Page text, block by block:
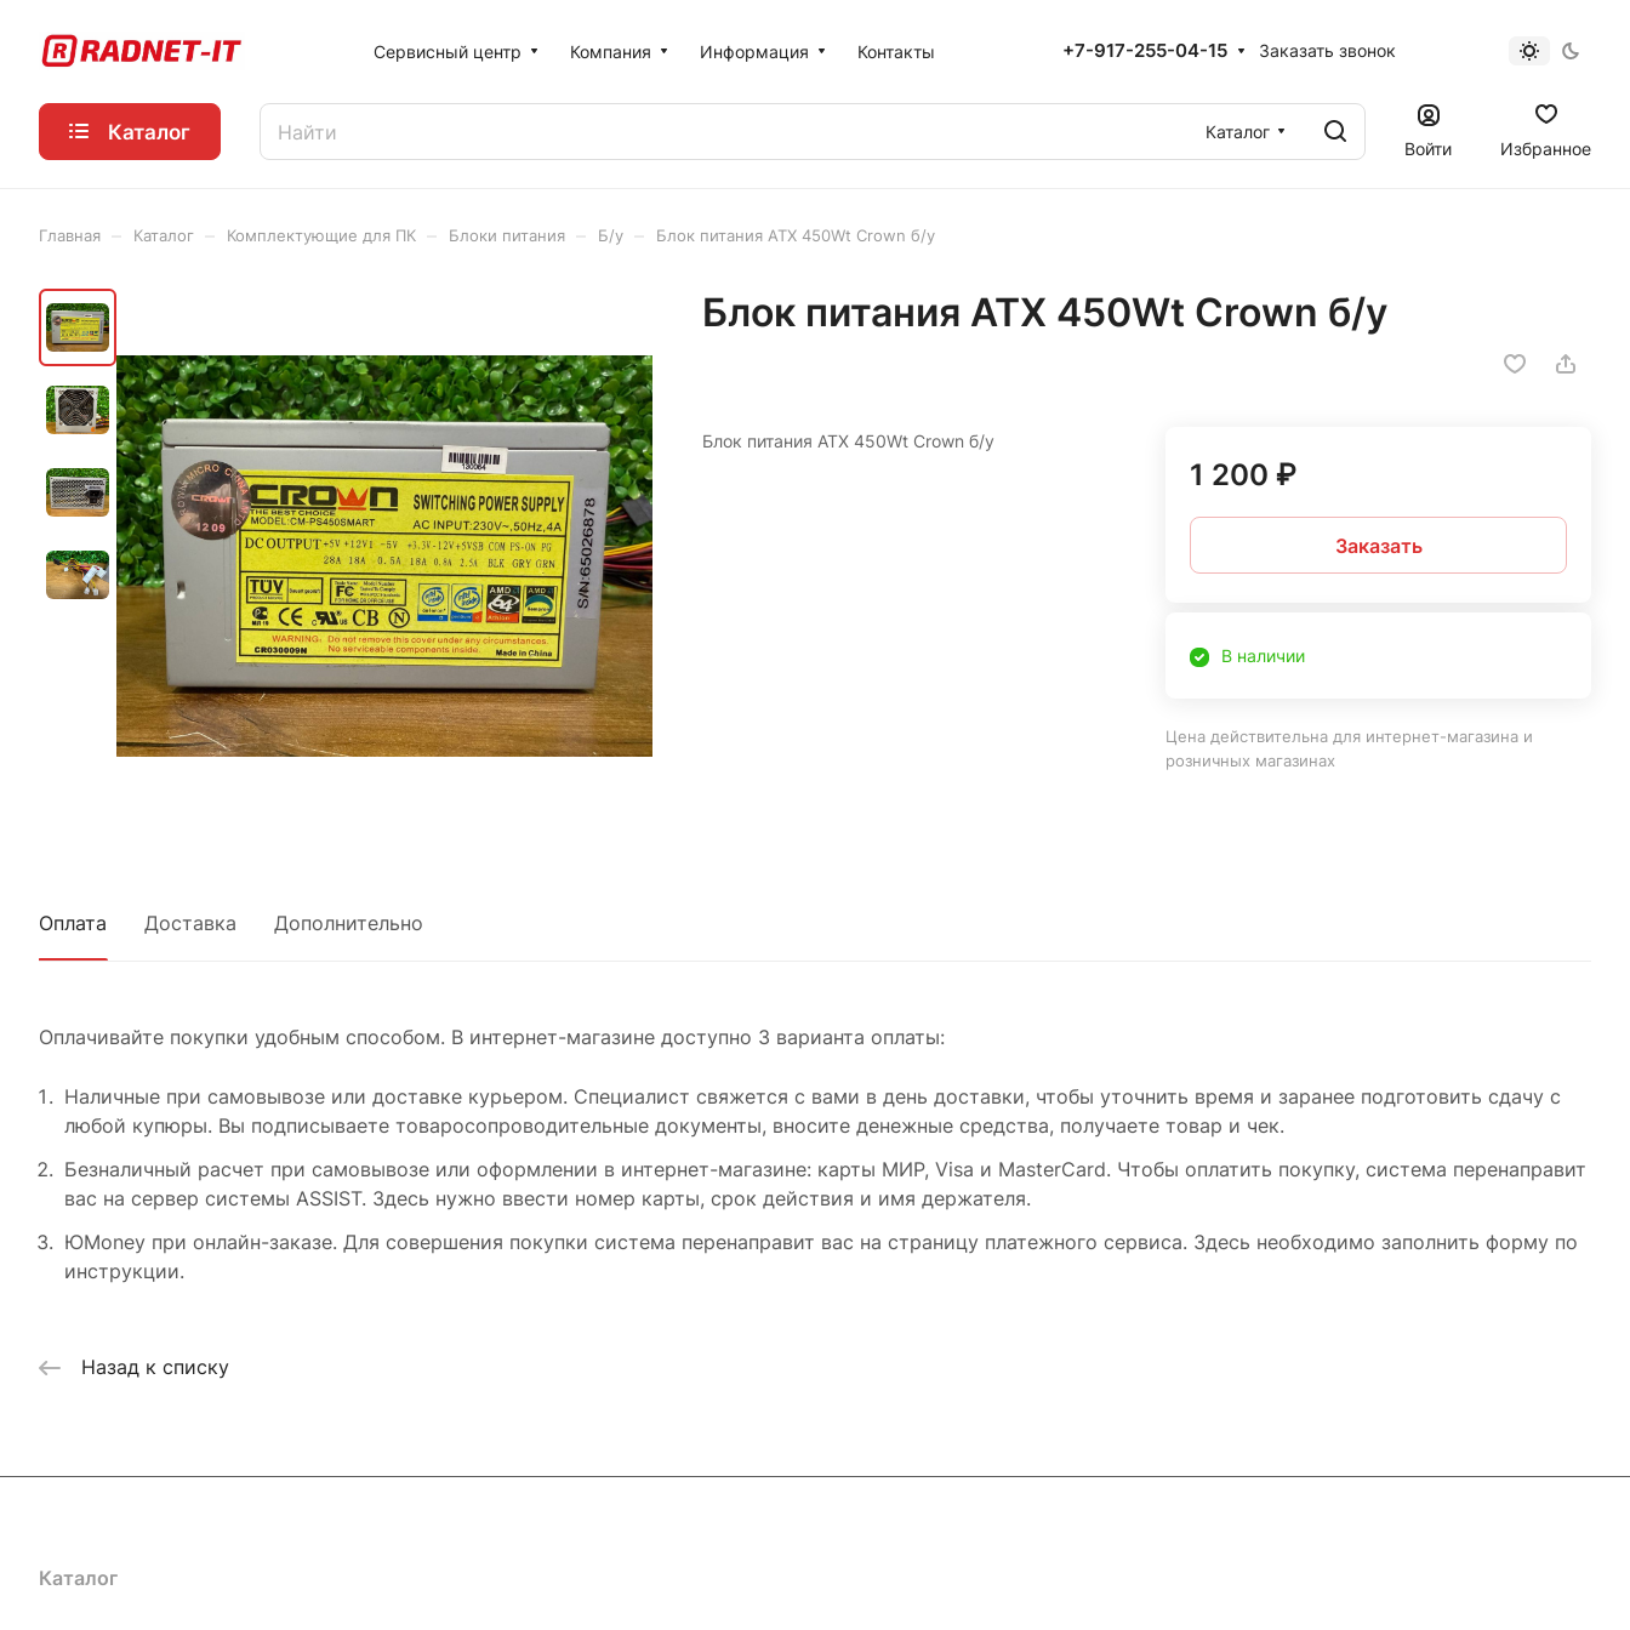
Сервисный центр Компания Информация Контакты +7-917-255-04-15 Заказать звонок
Каталог
Каталог
Войти
Избранное
Главная Каталог Комплектующие для ПК Блоки питания Б/у Блок питания ATX 450Wt Crown б/у
Блок питания ATX 450Wt Crown б/у
Блок питания ATX 450Wt Crown б/у
1 200 ₽
Заказать
В наличии
Цена действительна для интернет-магазина и
розничных магазинах
Оплата Доставка Дополнительно
Оплачивайте покупки удобным способом. В интернет-магазине доступно 3 варианта оплаты:
Наличные при самовывозе или доставке курьером. Специалист свяжется с вами в день доставки, чтобы уточнить время и заранее подготовить сдачу с
любой купюры. Вы подписываете товаросопроводительные документы, вносите денежные средства, получаете товар и чек.
Безналичный расчет при самовывозе или оформлении в интернет-магазине: карты МИР, Visa и MasterCard. Чтобы оплатить покупку, система перенаправит
вас на сервер системы ASSIST. Здесь нужно ввести номер карты, срок действия и имя держателя.
ЮMoney при онлайн-заказе. Для совершения покупки система перенаправит вас на страницу платежного сервиса. Здесь необходимо заполнить форму по
инструкции.
Назад к списку
Каталог